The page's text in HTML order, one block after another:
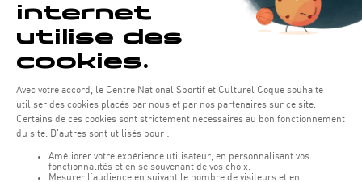
Öffnungszeiten von the Coque:
Montag - Freitag : 06:30 - 22:00 Uhr